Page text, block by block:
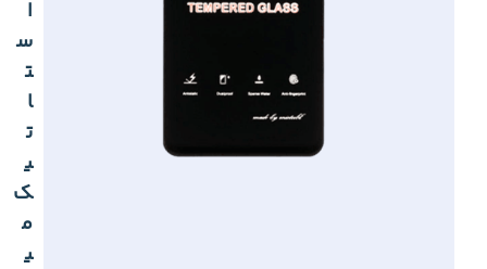
ا
س
ت
ا
ت
ی
ک
م
ی